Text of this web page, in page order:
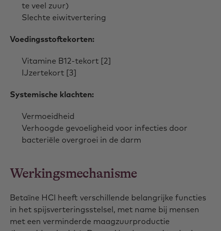
te veel zuur)
Slechte eiwitvertering
Voedingsstoftekorten:
Vitamine B12-tekort [2]
IJzertekort [3]
Systemische klachten:
Vermoeidheid
Verhoogde gevoeligheid voor infecties door
bacteriële overgroei in de darm
Werkingsmechanisme
Betaïne HCl heeft verschillende belangrijke functies
in het spijsverteringsstelsel, met name bij mensen
met een verminderde maagzuurproductie